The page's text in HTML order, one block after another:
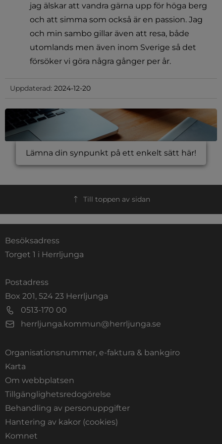
jag älskar att vandra gärna upp för höga berg
och att simma som också är en passion. Jag
och min sambo gillar även att resa, både
utomlands men även inom Sverige så det
försöker vi göra några gånger per år.
Uppdaterad: 2024-12-20
Lämna din synpunkt på ett enkelt sätt här!
Till toppen av sidan
Besöksadress
Torget 1 i Herrljunga
Postadress
Box 201, 524 23 Herrljunga
0513-170 00
herrljunga.kommun@herrljunga.se
Organisationsnummer, e-faktura & bankgiro
Karta
Om webbplatsen
Tillgänglighetsredogörelse
Behandling av personuppgifter
Hantering av kakor (cookies)
Komnet